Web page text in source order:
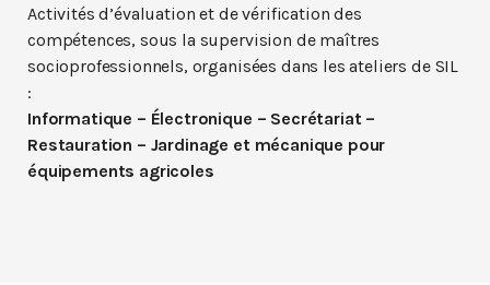
Activités d’évaluation et de vérification des
compétences, sous la supervision de maîtres
socioprofessionnels, organisées dans les ateliers de SIL
:
Informatique – Électronique – Secrétariat –
Restauration – Jardinage et mécanique pour
équipements agricoles